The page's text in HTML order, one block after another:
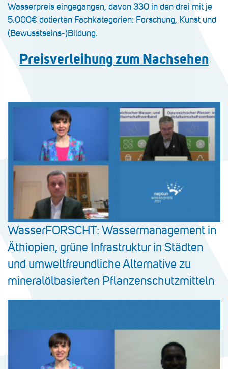
Wasserpreis eingegangen, davon 330 in den drei mit je
5.000€ dotierten Fachkategorien: Forschung, Kunst und
(Bewusstseins-)Bildung.
Preisverleihung zum Nachsehen
WasserFORSCHT: Wassermanagement in
Äthiopien, grüne Infrastruktur in Städten
und umweltfreundliche Alternative zu
mineralölbasierten Pflanzenschutzmitteln